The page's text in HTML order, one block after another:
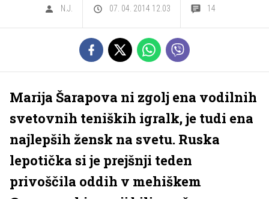
N.J. 07. 04. 2014 12.03 14
Marija Šarapova ni zgolj ena vodilnih
svetovnih teniških igralk, je tudi ena
najlepših žensk na svetu. Ruska
lepotička si je prejšnji teden
privoščila oddih v mehiškem